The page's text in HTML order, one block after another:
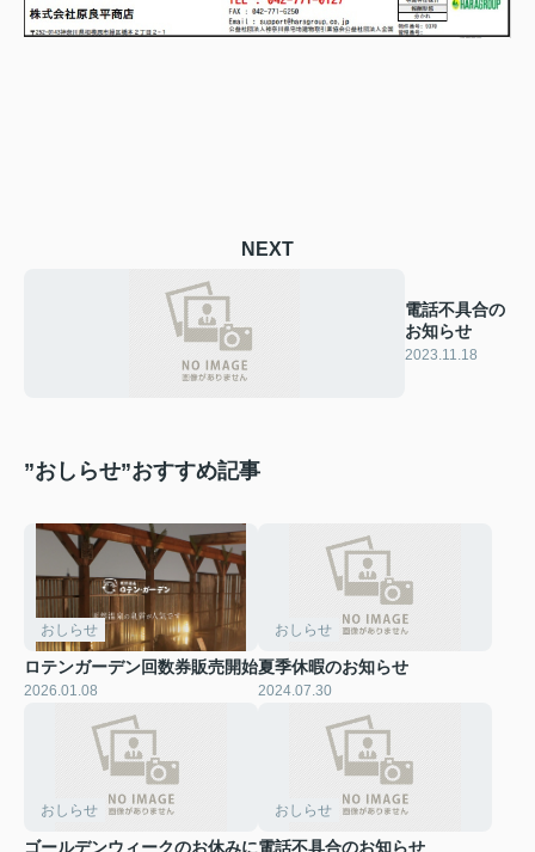
NEXT
電話不具合の
お知らせ
2023.11.18
”おしらせ”おすすめ記事
おしらせ
ロテンガーデン回数券販売開始
2026.01.08
おしらせ
夏季休暇のお知らせ
2024.07.30
おしらせ
ゴールデンウィークのお休みに
おしらせ
電話不具合のお知らせ